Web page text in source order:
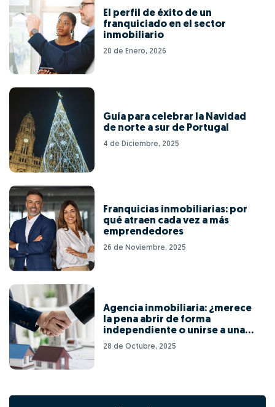
El perfil de éxito de un
franquiciado en el sector
inmobiliario
20 de Enero, 2026
Guía para celebrar la Navidad
de norte a sur de Portugal
4 de Diciembre, 2025
Franquicias inmobiliarias: por
qué atraen cada vez a más
emprendedores
26 de Noviembre, 2025
Agencia inmobiliaria: ¿merece
la pena abrir de forma
independiente o unirse a una
red de franquicias?
28 de Octubre, 2025